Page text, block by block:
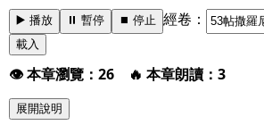
▶️ 播放 ⏸️ 暫停 ⏹️ 停止 經卷：
載入
👁️ 本章瀏覽：26 🔥 本章朗讀：3
展開說明